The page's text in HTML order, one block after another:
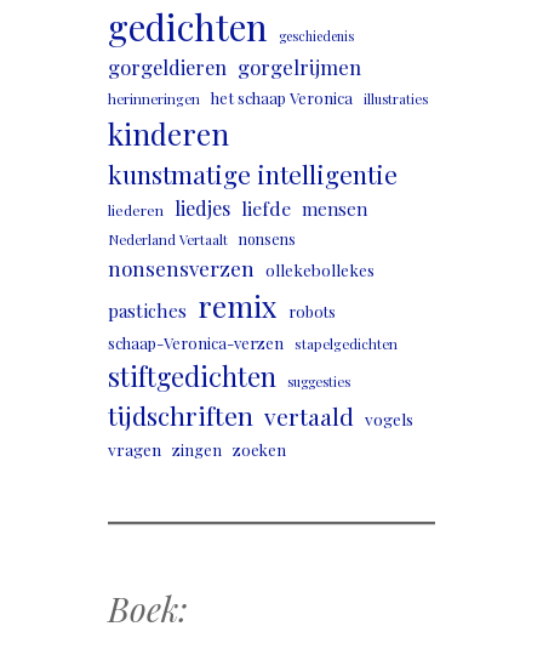
gedichten geschiedenis
gorgeldieren gorgelrijmen
herinneringen het schaap Veronica illustraties
kinderen
kunstmatige intelligentie
liederen liedjes liefde mensen
Nederland Vertaalt nonsens
nonsensverzen ollekebollekes
pastiches remix
robots
schaap-Veronica-verzen
stapelgedichten
stiftgedichten suggesties
tijdschriften vertaald
vogels
vragen zingen zoeken
Boek: